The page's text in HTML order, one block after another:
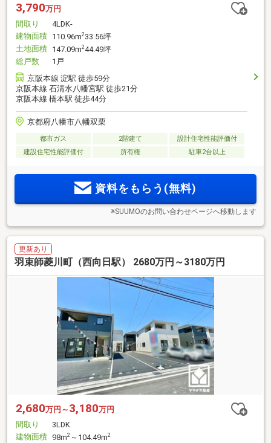
3,790万円
間取り
4LDK-
建物面積 110.96m233.56坪
土地面積 147.09m244.49坪
総戸数
1戸
京阪本線 淀駅 徒歩59分
京阪本線 石清水八幡宮駅 徒歩21分
京阪本線 橋本駅 徒歩44分
京都府八幡市八幡双栗
都市ガス 2階建て
設計住宅性能評価付
建設住宅性能評価付
所有権 駐車2台以上
資料をもらう(無料)
※SUUMOのお問い合わせページへ移動します
更新あり
羽束師菱川町（西向日駅） 2680万円～3180万円
2,680万円～ 3,180万円
間取り
3LDK
建物面積 98m2 ～104.49m2